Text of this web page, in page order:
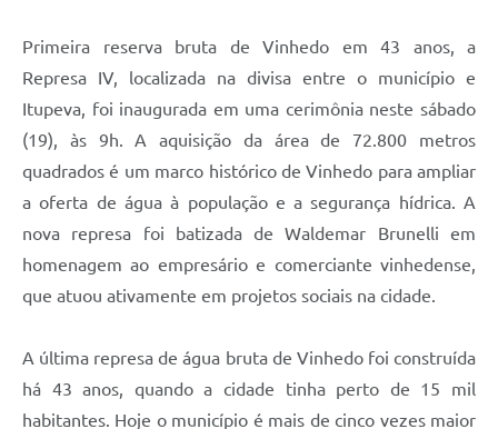
Primeira reserva bruta de Vinhedo em 43 anos, a
Represa IV, localizada na divisa entre o município e
Itupeva, foi inaugurada em uma cerimônia neste sábado
(19), às 9h. A aquisição da área de 72.800 metros
quadrados é um marco histórico de Vinhedo para ampliar
a oferta de água à população e a segurança hídrica. A
nova represa foi batizada de Waldemar Brunelli em
homenagem ao empresário e comerciante vinhedense,
que atuou ativamente em projetos sociais na cidade.
A última represa de água bruta de Vinhedo foi construída
há 43 anos, quando a cidade tinha perto de 15 mil
habitantes. Hoje o município é mais de cinco vezes maior